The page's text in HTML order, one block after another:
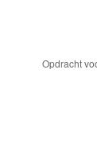
Opdracht